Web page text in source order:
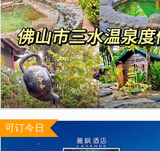
可订今日